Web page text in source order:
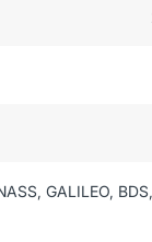
GALILEO,